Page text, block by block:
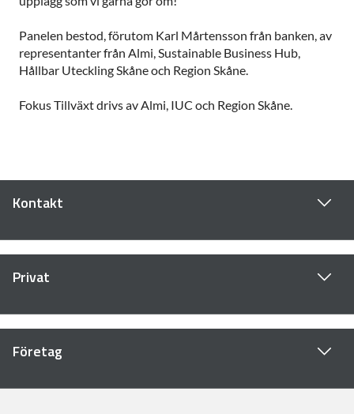
Panelen bestod, förutom Karl Mårtensson från banken, av
representanter från Almi, Sustainable Business Hub,
Hållbar Uteckling Skåne och Region Skåne.
Fokus Tillväxt drivs av Almi, IUC och Region Skåne.
Kontakt
Privat
Företag